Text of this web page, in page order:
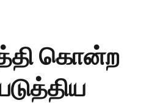
கொன்ற